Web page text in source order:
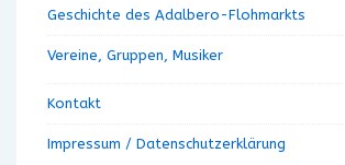
Geschichte des Adalbero-Flohmarkts
Vereine, Gruppen, Musiker
Kontakt
Impressum / Datenschutzerklärung